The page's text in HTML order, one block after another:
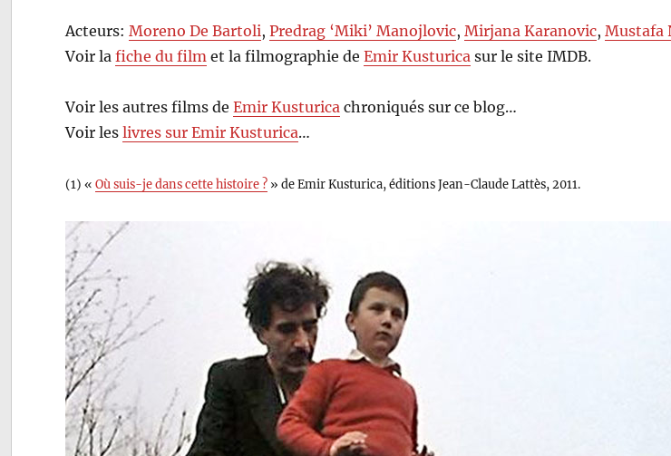
Acteurs:Moreno De Bartoli,Predrag ‘Miki’ Manojlovic,Mirjana Karanovic,Mustafa
Voir lafiche du film et la filmographie deEmir Kusturica sur le site IMDB.
Voir les autres films deEmir Kusturica chroniqués sur ce blog…
Voir leslivres sur Emir Kusturica…
(1) «Où suis-je dans cette histoire ? » de Emir Kusturica, éditions Jean-Claude Lattès, 2011.